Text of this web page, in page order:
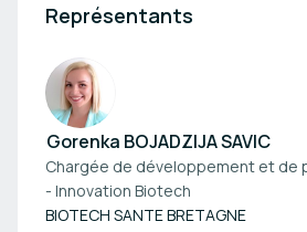
Représentants
Gorenka BOJADZIJA SAVIC
Chargée de développement et de
- Innovation Biotech
BIOTECH SANTE BRETAGNE